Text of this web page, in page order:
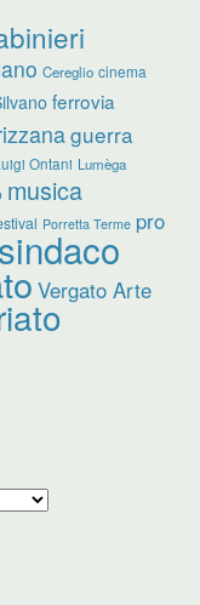
Cereglio cinema
ferrovia
guerra
Ontani Lumèga
musica
Porretta Terme pro
sindaco
Vergato Arte